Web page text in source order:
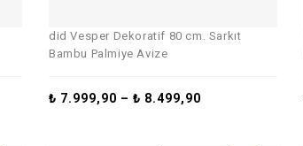
did Vesper Dekoratif 80 cm. Sarkıt
Bambu Palmiye Avize
₺ 7.999,90 – ₺ 8.499,90